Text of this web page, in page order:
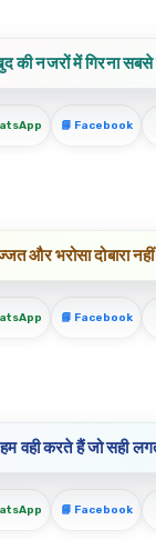
की नजरों में गिरना सबसे
📘 Facebook
और भरोसा दोबारा नहीं
📘 Facebook
हम वही करते हैं जो सही
📘 Facebook